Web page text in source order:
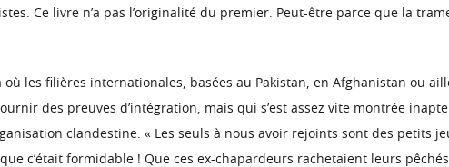
Ce livre n’a pas l’originalité du premier. Peut-être parce que la
les filières internationales, basées au Pakistan, en Afghanistan ou
des preuves d’intégration, mais qui s’est assez vite montrée
clandestine. « Les seuls à nous avoir rejoints sont des petits
c’était formidable ! Que ces ex-chapardeurs rachetaient leurs